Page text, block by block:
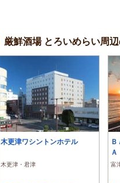
厳鮮酒場 とろいめらい周
木更津ワシントンホテル
木更津・君津
Ａ
富